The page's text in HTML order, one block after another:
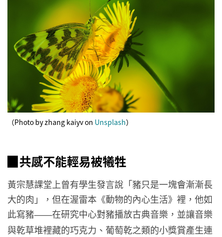
（Photo by zhang kaiyv on Unsplash）
▉共感不能輕易被犧牲
黃宗慧課堂上曾有學生發言說「豬只是一塊會漸漸長
大的肉」，但在渥雷本《動物的內心生活》裡，他如
此寫豬——在研究中心對豬播放古典音樂，並讓音樂
與乾草堆裡藏的巧克力、葡萄乾之類的小獎賞產生連